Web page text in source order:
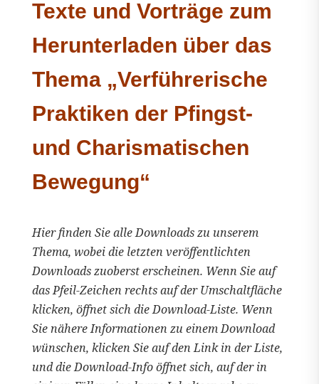
Texte und Vorträge zum
Herunterladen über das
Thema „Verführerische
Praktiken der Pfingst-
und Charismatischen
Bewegung“
Hier finden Sie alle Downloads zu unserem
Thema, wobei die letzten veröffentlichten
Downloads zuoberst erscheinen. Wenn Sie auf
das Pfeil-Zeichen rechts auf der Umschaltfläche
klicken, öffnet sich die Download-Liste. Wenn
Sie nähere Informationen zu einem Download
wünschen, klicken Sie auf den Link in der Liste,
und die Download-Info öffnet sich, auf der in